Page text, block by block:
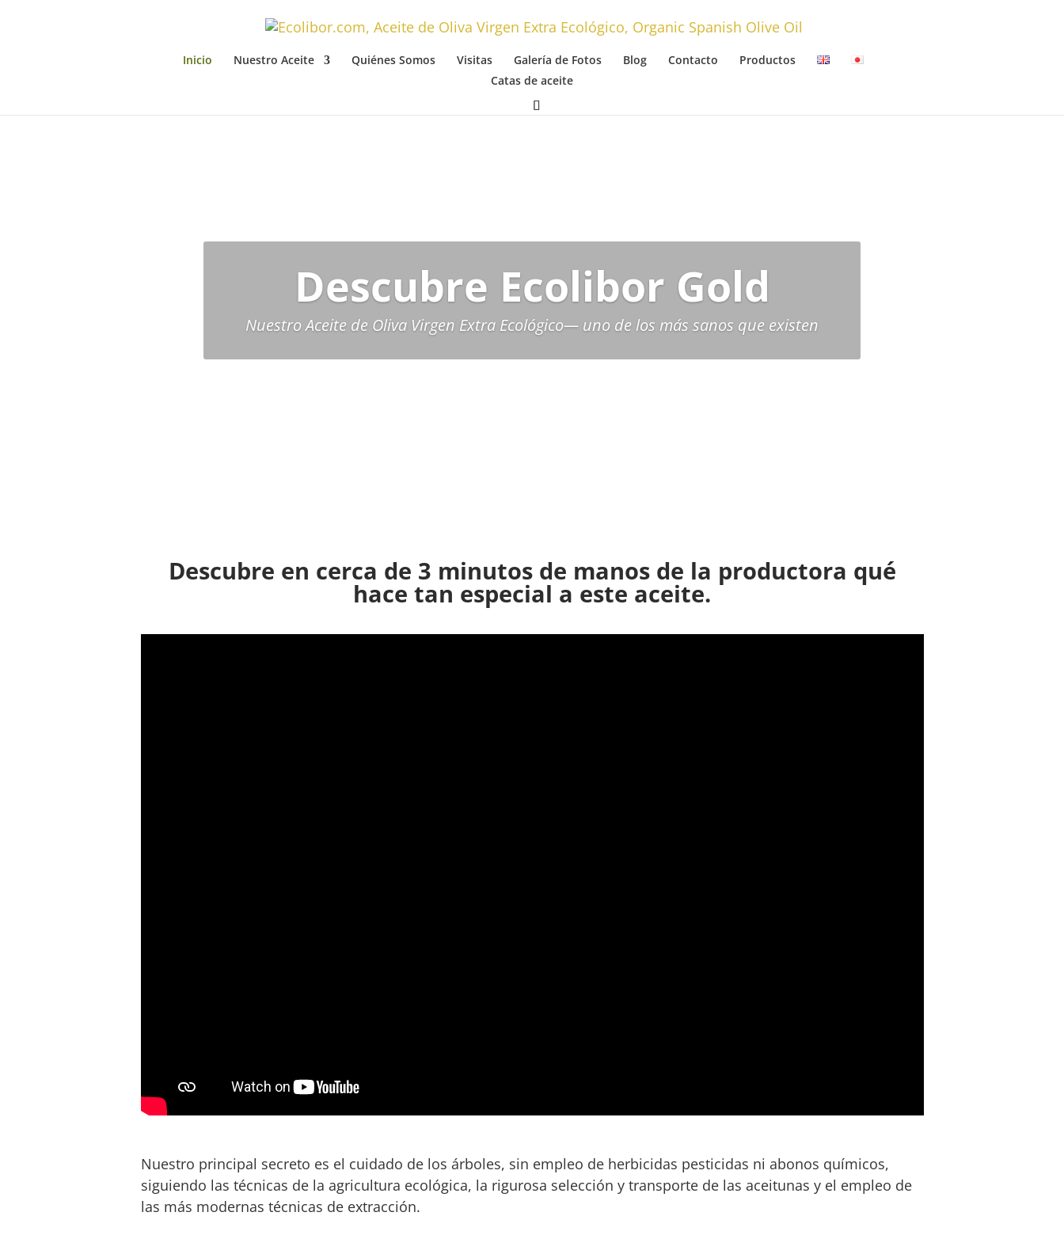
Inicio Nuestro Aceite Quiénes Somos Visitas Galería de Fotos Blog Contacto
Productos
Catas de aceite
Descubre Ecolibor Gold
Nuestro Aceite de Oliva Virgen Extra Ecológico— uno de los más sanos que existen
Descubre en cerca de 3 minutos de manos de la productora qué
hace tan especial a este aceite.
Nuestro principal secreto es el cuidado de los árboles, sin empleo de herbicidas pesticidas ni abonos químicos,
siguiendo las técnicas de la agricultura ecológica, la rigurosa selección y transporte de las aceitunas y el empleo de
las más modernas técnicas de extracción.